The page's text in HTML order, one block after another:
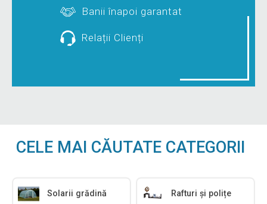
Banii înapoi garantat
Relații Clienți
CELE MAI CĂUTATE CATEGORII
Solarii grădină Rafturi și polițe